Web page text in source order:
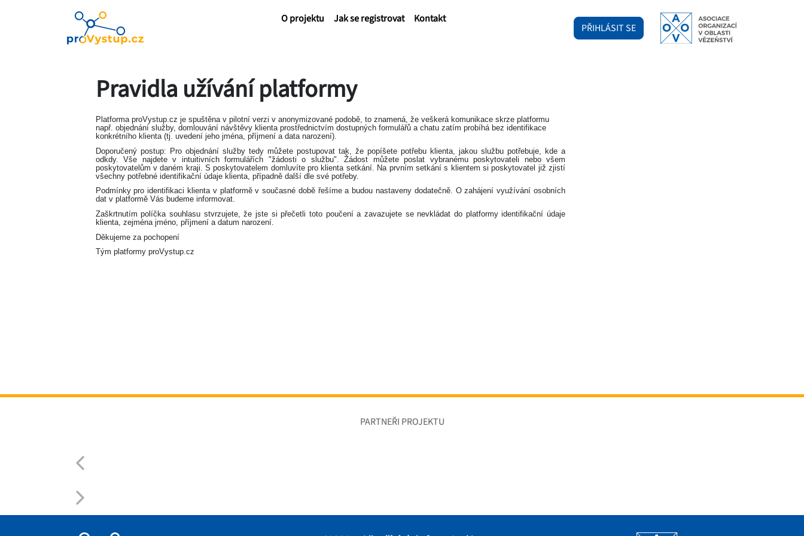
PŘIHLÁSIT SE
O projektu Jak se registrovat Kontakt
Pravidla užívání platformy
Platforma proVystup.cz je spuštěna v pilotní verzi v anonymizované podobě, to znamená, že veškerá komunikace skrze platformu
např. objednání služby, domlouvání návštěvy klienta prostřednictvím dostupných formulářů a chatu zatím probíhá bez identifikace
konkrétního klienta (tj. uvedení jeho jména, příjmení a data narození).
Doporučený postup: Pro objednání služby tedy můžete postupovat tak, že popíšete potřebu klienta, jakou službu potřebuje, kde a
odkdy. Vše najdete v intuitivních formulářích "žádosti o službu". Žádost můžete poslat vybranému poskytovateli nebo všem
poskytovatelům v daném kraji. S poskytovatelem domluvíte pro klienta setkání. Na prvním setkání s klientem si poskytovatel již zjistí
všechny potřebné identifikační údaje klienta, případně další dle své potřeby.
Podmínky pro identifikaci klienta v platformě v současné době řešíme a budou nastaveny dodatečně. O zahájení využívání osobních
dat v platformě Vás budeme informovat.
Zaškrtnutím políčka souhlasu stvrzujete, že jste si přečetli toto poučení a zavazujete se nevkládat do platformy identifikační údaje
klienta, zejména jméno, příjmení a datum narození.
Děkujeme za pochopení
Tým platformy proVystup.cz
PARTNEŘI PROJEKTU